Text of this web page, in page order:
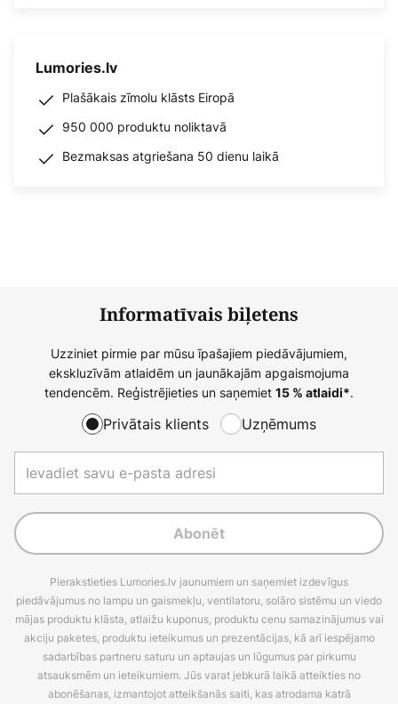
Lumories.lv
Plašākais zīmolu klāsts Eiropā
950 000 produktu noliktavā
Bezmaksas atgriešana 50 dienu laikā
Informatīvais biļetens
Uzziniet pirmie par mūsu īpašajiem piedāvājumiem,
ekskluzīvām atlaidēm un jaunākajām apgaismojuma
tendencēm. Reģistrējieties un saņemiet 15 % atlaidi*.
Privātais klients Uzņēmums
Abonēt
Pierakstieties Lumories.lv jaunumiem un saņemiet izdevīgus
piedāvājumus no lampu un gaismekļu, ventilatoru, solāro sistēmu un viedo
mājas produktu klāsta, atlaižu kuponus, produktu cenu samazinājumus vai
akciju paketes, produktu ieteikumus un prezentācijas, kā arī iespējamo
sadarbības partneru saturu un aptaujas un lūgumus par pirkumu
atsauksmēm un ieteikumiem. Jūs varat jebkurā laikā atteikties no
abonēšanas, izmantojot atteikšanās saiti, kas atrodama katrā